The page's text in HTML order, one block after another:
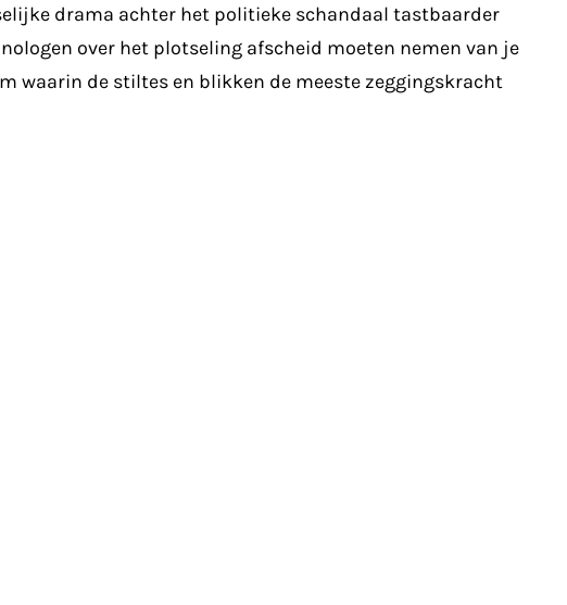
drama achter het politieke schandaal tastbaarder
over het plotseling afscheid moeten nemen van je
waarin de stiltes en blikken de meeste zeggingskracht